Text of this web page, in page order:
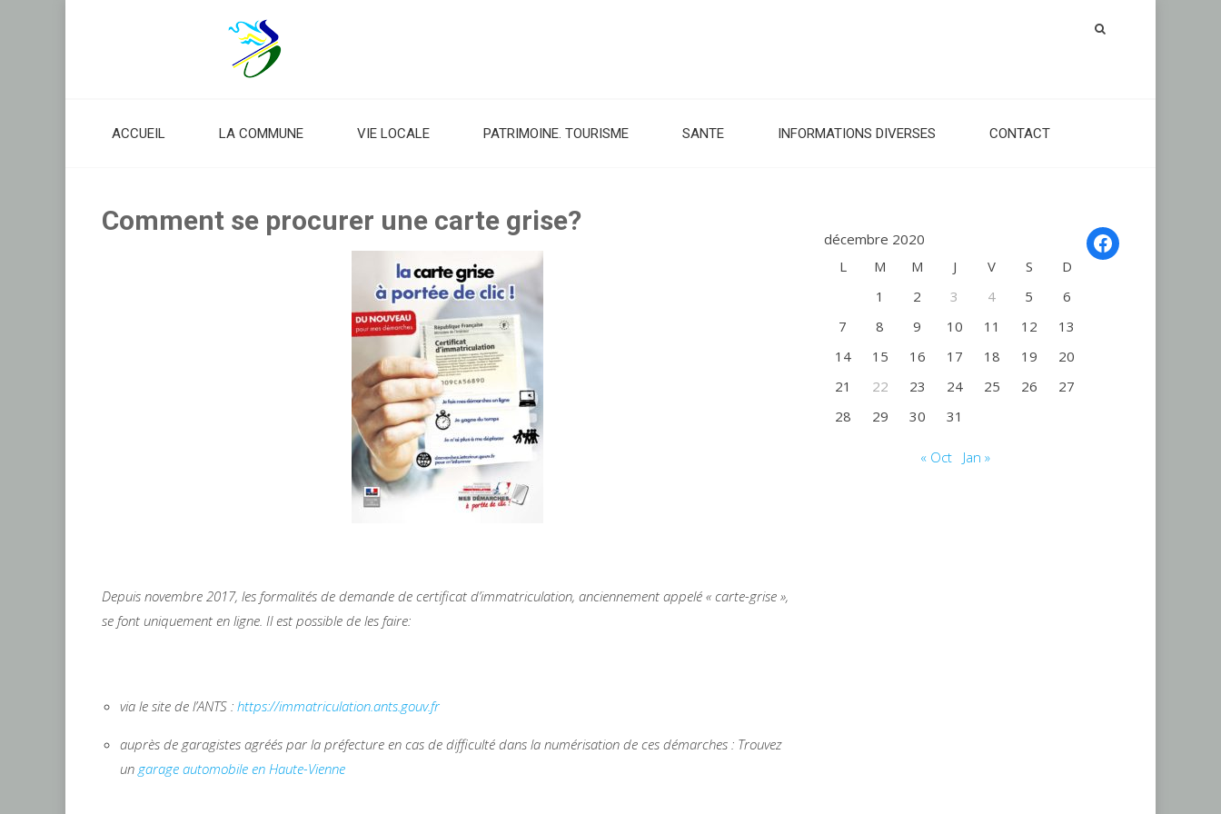
ACCUEIL LA COMMUNE VIE LOCALE PATRIMOINE. TOURISME SANTE INFORMATIONS DIVERSES CONTACT
Comment se procurer une carte grise?
Depuis novembre 2017, les formalités de demande de certificat d’immatriculation, anciennement appelé « carte-grise »,
se font uniquement en ligne. Il est possible de les faire:
via le site de l’ANTS : https://immatriculation.ants.gouv.fr
auprès de garagistes agréés par la préfecture en cas de difficulté dans la numérisation de ces démarches : Trouvez
un garage automobile en Haute-Vienne
Facebook
décembre 2020
L
M M J V S
D
1
2 3 4 5
6
7
8 9 10 11 12
13
14
15 16 17 18 19
20
21
22 23 24 25 26
27
28
29 30 31
« Oct Jan »